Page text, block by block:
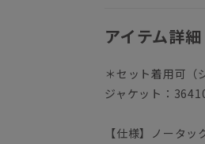
アイテム詳細
＊セット着用可（
ジャケット：
【仕様】ノータ